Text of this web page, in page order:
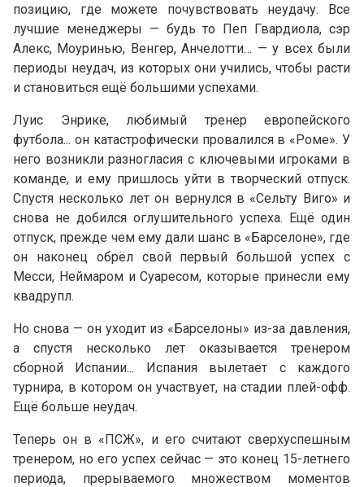
позицию, где можете почувствовать неудачу. Все
лучшие менеджеры — будь то Пеп Гвардиола, сэр
Алекс, Моуринью, Венгер, Анчелотти… — у всех были
периоды неудач, из которых они учились, чтобы расти
и становиться ещё большими успехами.
Луис Энрике, любимый тренер европейского
футбола... он катастрофически провалился в «Роме». У
него возникли разногласия с ключевыми игроками в
команде, и ему пришлось уйти в творческий отпуск.
Спустя несколько лет он вернулся в «Сельту Виго» и
снова не добился оглушительного успеха. Ещё один
отпуск, прежде чем ему дали шанс в «Барселоне», где
он наконец обрёл свой первый большой успех с
Месси, Неймаром и Суаресом, которые принесли ему
квадрупл.
Но снова — он уходит из «Барселоны» из-за давления,
а спустя несколько лет оказывается тренером
сборной Испании... Испания вылетает с каждого
турнира, в котором он участвует, на стадии плей-офф.
Ещё больше неудач.
Теперь он в «ПСЖ», и его считают сверхуспешным
тренером, но его успех сейчас — это конец 15-летнего
периода, прерываемого множеством моментов